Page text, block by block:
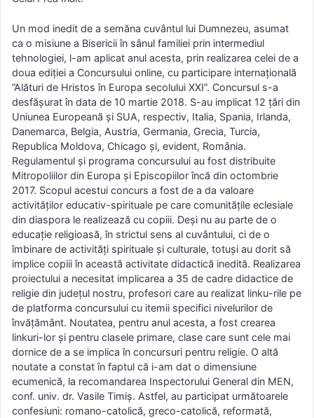
Un mod inedit de a semăna cuvântul lui Dumnezeu, asumat
ca o misiune a Bisericii în sânul familiei prin intermediul
tehnologiei, l-am aplicat anul acesta, prin realizarea celei de a
doua ediției a Concursului online, cu participare internațională
”Alături de Hristos în Europa secolului XXI”. Concursul s-a
desfășurat în data de 10 martie 2018. S-au implicat 12 țări din
Uniunea Europeană și SUA, respectiv, Italia, Spania, Irlanda,
Danemarca, Belgia, Austria, Germania, Grecia, Turcia,
Republica Moldova, Chicago și, evident, România.
Regulamentul și programa concursului au fost distribuite
Mitropoliilor din Europa și Episcopiilor încă din octombrie
2017. Scopul acestui concurs a fost de a da valoare
activităților educativ-spirituale pe care comunitățile eclesiale
din diaspora le realizează cu copiii. Deși nu au parte de o
educație religioasă, în strictul sens al cuvântului, ci de o
îmbinare de activități spirituale și culturale, totuși au dorit să
implice copiii în această activitate didactică inedită. Realizarea
proiectului a necesitat implicarea a 35 de cadre didactice de
religie din județul nostru, profesori care au realizat linku-rile pe
de platforma concursului cu itemii specifici nivelurilor de
învățământ. Noutatea, pentru anul acesta, a fost crearea
linkuri-lor și pentru clasele primare, clase care sunt cele mai
dornice de a se implica în concursuri pentru religie. O altă
noutate a constat în faptul că i-am dat o dimensiune
ecumenică, la recomandarea Inspectorului General din MEN,
conf. univ. dr. Vasile Timiș. Astfel, au participat următoarele
confesiuni: romano-catolică, greco-catolică, reformată,